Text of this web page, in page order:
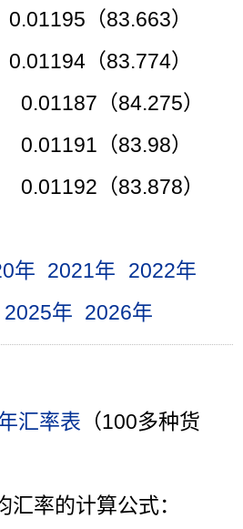
（83.663）
（83.774）
0.01187（84.275）
0.01191（83.98）
0.01192（83.878）
年 2021年
2022年
2025年 2026年
汇率表 （100多种货
汇率的计算公式：